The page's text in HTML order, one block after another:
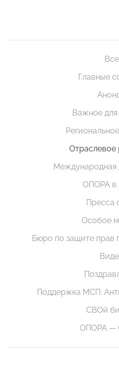
Все
Главные
Важное для
Отраслевое
Международная
ОПОРА в
Пресса
Особое
Бюро по защите прав
Поддержка МСП.
СВОй
ОПОРА —